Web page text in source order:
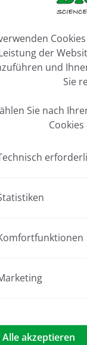
möglich
der
und
Sie
Sie nach
Cookies
Alle akzeptieren